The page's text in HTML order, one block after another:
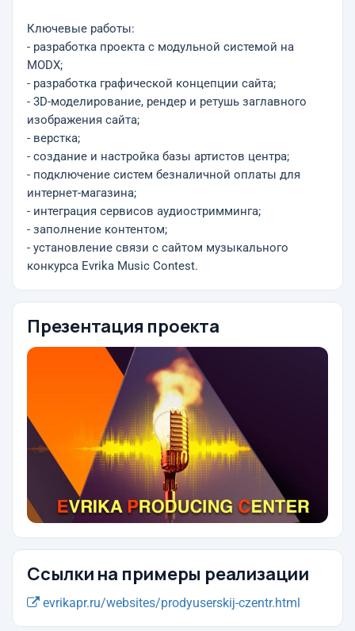
Ключевые работы:
- разработка проекта с модульной системой на
MODX;
- разработка графической концепции сайта;
- 3D-моделирование, рендер и ретушь заглавного
изображения сайта;
- верстка;
- создание и настройка базы артистов центра;
- подключение систем безналичной оплаты для
интернет-магазина;
- интеграция сервисов аудиостримминга;
- заполнение контентом;
- установление связи с сайтом музыкального
конкурса Evrika Music Contest.
Презентация проекта
Ссылки на примеры реализации
evrikapr.ru/websites/prodyuserskij-czentr.html